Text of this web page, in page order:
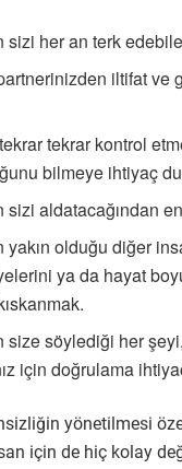
sizi her an terk
iltifat ve
tekrar kontrol
bilmeye ihtiyaç
sizi aldatacağından
olduğu diğer
ya da hayat
size söylediği her
için doğrulama
yönetilmesi
için de hiç kolay